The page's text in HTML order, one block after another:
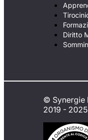
Diritto
© Synergie
2019 - 2025